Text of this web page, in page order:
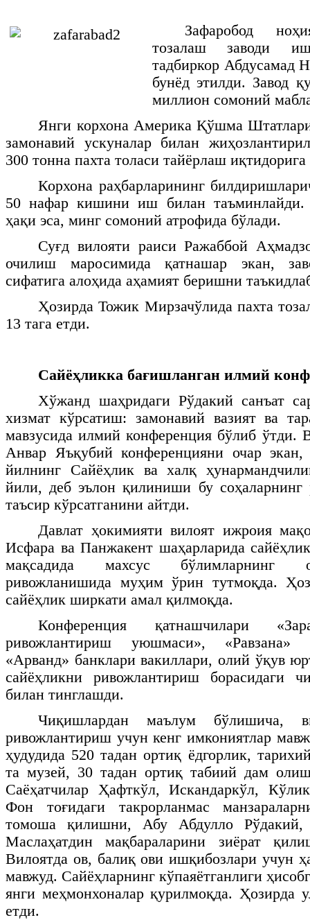
Зафаробод
тозалаш заводи
тадбиркор Абдусамад
бунёд этилди. Завод
миллион сомоний
Янги корхона Америка Қўшма
замонавий ускуналар билан
300 тонна пахта толаси тайёрлаш иқтидорига
Корхона раҳбарларининг
50 нафар кишини иш билан таъминлайди.
ҳақи эса, минг сомоний атрофида бўлади.
Суғд вилояти раиси Ражаббой
очилиш маросимида қатнашар экан,
сифатига алоҳида аҳамият беришни
Ҳозирда Тожик Мирзачўлида пахта
13 тага етди.
Сайёҳликка бағишланган илмий
Хўжанд шаҳридаги Рўдакий санъат
хизмат кўрсатиш: замонавий вазият ва
мавзусида илмий конференция бўлиб ўтди.
Анвар Яъқубий конференцияни очар
йилнинг Сайёҳлик ва халқ
йили, деб эълон қилиниши бу соҳаларнинг
таъсир кўрсатганини айтди.
Давлат ҳокимияти вилоят ижроия
Исфара ва Панжакент шаҳарларида
мақсадида махсус бўлимларнинг
ривожланишида муҳим ўрин тутмоқда.
сайёҳлик ширкати амал қилмоқда.
Конференция қатнашчилари
ривожлантириш уюшмаси», «Равзана»
«Арванд» банклари вакиллари, олий ўқув
сайёҳликни ривожлантириш борасидаги
билан тинглашди.
Чиқишлардан маълум бўлишича,
ривожлантириш учун кенг имкониятлар
ҳудудида 520 тадан ортиқ ёдгорлик,
та музей, 30 тадан ортиқ табиий дам
Саёҳатчилар Ҳафткўл, Искандаркўл,
Фон тоғидаги такрорланмас
томоша қилишни, Абу Абдулло
Маслаҳатдин мақбараларини зиёрат
Вилоятда ов, балиқ ови ишқибозлари учун
мавжуд. Сайёҳларнинг кўпаяётганлиги
янги меҳмонхоналар қурилмоқда. Ҳозирда
етди.